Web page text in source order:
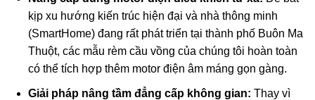
kịp xu hướng kiến trúc hiện đại và nhà thông minh
(SmartHome) đang rất phát triển tại thành phố Buôn Ma
Thuột, các mẫu rèm cầu vồng của chúng tôi hoàn toàn
có thể tích hợp thêm motor điện âm máng gọn gàng.
Giải pháp nâng tầm đẳng cấp không gian: Thay vì